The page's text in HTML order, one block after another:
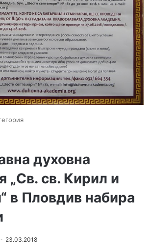
духовна
„Св. св. Кирил и
в Пловдив набира
23.03.2018